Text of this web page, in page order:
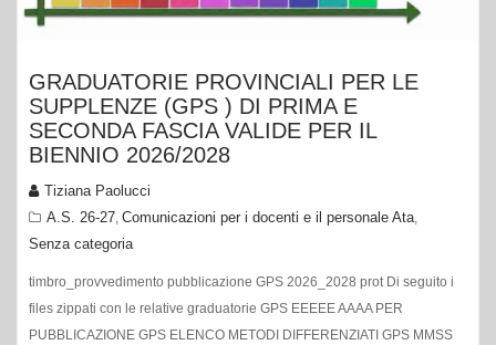
GRADUATORIE PROVINCIALI PER LE
SUPPLENZE (GPS ) DI PRIMA E
SECONDA FASCIA VALIDE PER IL
BIENNIO 2026/2028
Tiziana Paolucci
A.S. 26-27, Comunicazioni per i docenti e il personale Ata,
Senza categoria
timbro_provvedimento pubblicazione GPS 2026_2028 prot Di seguito i
files zippati con le relative graduatorie GPS EEEEE AAAA PER
PUBBLICAZIONE GPS ELENCO METODI DIFFERENZIATI GPS MMSS